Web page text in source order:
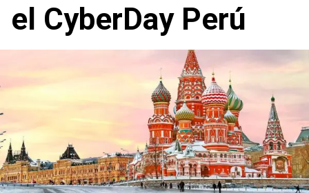
el CyberDay Perú